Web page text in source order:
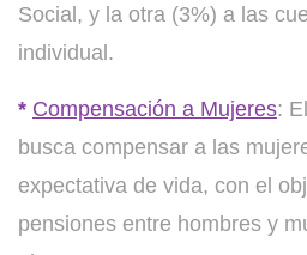
Social, y la otra (3%) a las
individual.
* Compensación a Mujeres:
busca compensar a las
expectativa de vida, con el
pensiones entre hombres y